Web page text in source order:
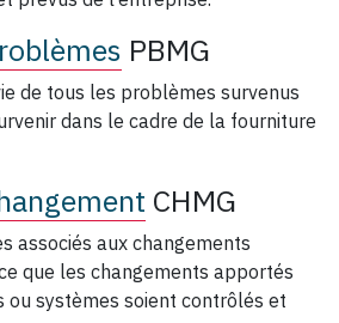
PBMG
de tous les problèmes survenus
dans le cadre de la fourniture
CHMG
associés aux changements
que les changements apportés
ou systèmes soient contrôlés et